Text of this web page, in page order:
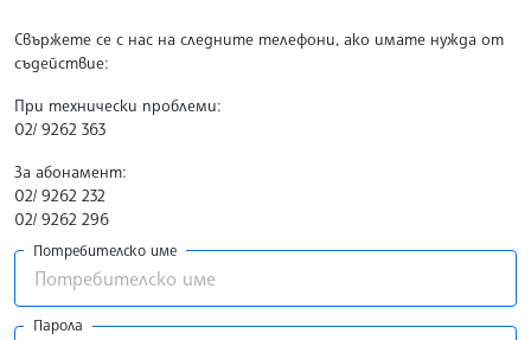
Свържете се с нас на следните телефони, ако имате нужда от
съдействие:
При технически проблеми:
02/ 9262 363
За абонамент:
02/ 9262 232
02/ 9262 296
Потребителско име
Парола